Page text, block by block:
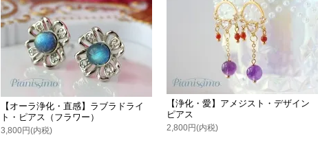
【オーラ浄化・直感】ラブラドライ
ト・ピアス（フラワー）
3,800円(内税)
【浄化・愛】アメジスト・デザイン
ピアス
2,800円(内税)